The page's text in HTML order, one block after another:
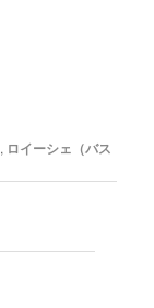
, ロイーシェ（バス